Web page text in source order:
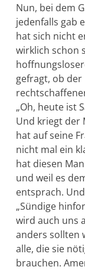
Nun, bei dem
jedenfalls gab
hat sich nicht
wirklich schon
gefragt, ob
„Oh, heute ist
Und kriegt der
hat auf seine
nicht mal ein
hat diesen
und weil es
ent­sprach.
„Sündige
wird auch uns
anders sollten
alle, die sie
brauchen.